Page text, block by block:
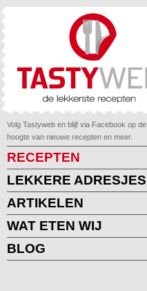
Volg Tastyweb en blijf via Facebook op de
hoogte van nieuwe recepten en meer.
RECEPTEN
LEKKERE ADRESJES
ARTIKELEN
WAT ETEN WIJ
BLOG